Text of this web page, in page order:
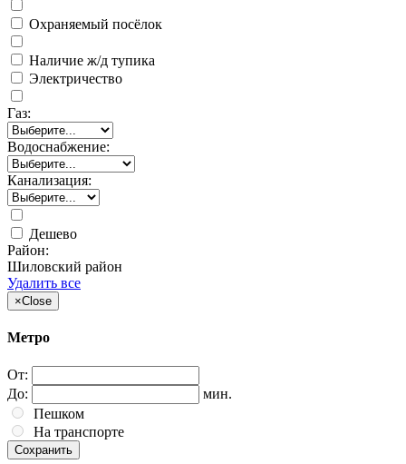
Охраняемый посёлок
Наличие ж/д тупика
Электричество
Газ:
Водоснабжение:
Канализация:
Дешево
Район:
Шиловский район
Удалить все
×Close
Метро
От:
До:
мин.
Пешком
На транспорте
Сохранить